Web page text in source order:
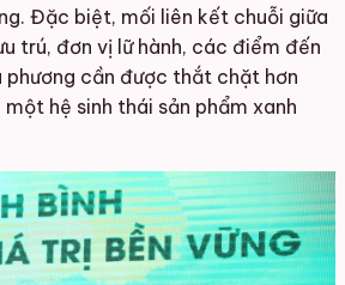
Đặc biệt, mối liên kết chuỗi giữa
trú, đơn vị lữ hành, các điểm đến
phương cần được thắt chặt hơn
hệ sinh thái sản phẩm xanh